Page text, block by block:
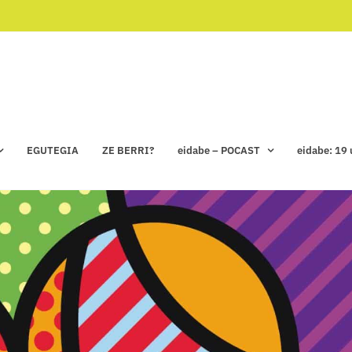
EGUTEGIA ZE BERRI? eidabe – POCAST eidabe: 19